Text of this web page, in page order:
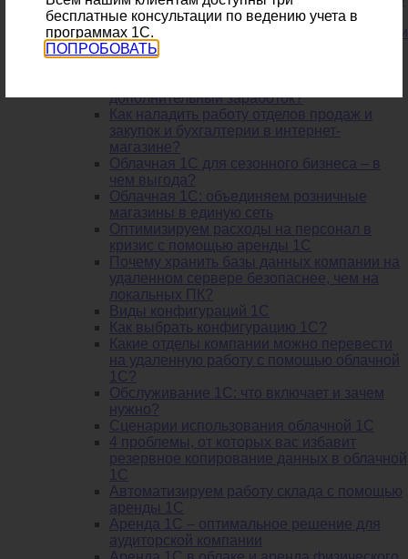
из региона - насколько это выгодно?
Учет материалов на предприятии: проводки
и документы
дополнительный заработок?
Как наладить работу отделов продаж и
закупок и бухгалтерии в интернет-
магазине?
Облачная 1С для сезонного бизнеса – в
чем выгода?
Облачная 1С: объединяем розничные
магазины в единую сеть
Оптимизируем расходы на персонал в
кризис с помощью аренды 1С
Почему хранить базы данных компании на
удаленном сервере безопаснее, чем на
локальных ПК?
Виды конфигураций 1С
Как выбрать конфигурацию 1С?
Какие отделы компании можно перевести
на удаленную работу с помощью облачной
1С?
Обслуживание 1С: что включает и зачем
нужно?
Сценарии использования облачной 1С
4 проблемы, от которых вас избавит
резервное копирование данных в облачной
1С
Автоматизируем работу склада с помощью
аренды 1С
Аренда 1С – оптимальное решение для
аудиторской компании
бесплатные консультации по ведению учета в
программах 1С.
ПОПРОБОВАТЬ